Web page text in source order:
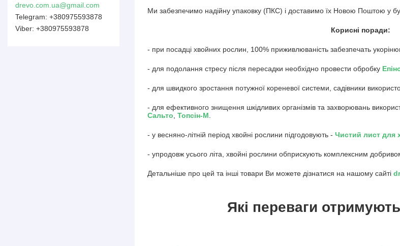
Ми забезпечимо надійну упаковку (ПКС) і доставимо їх Новою Поштою у
Корисні поради:
- при посадці хвойних рослин, 100% приживлюваність забезпечать
- для подолання стресу після пересадки необхідно провести обробку
- для швидкого зростання потужної кореневої системи, садівники
- для ефективного знищення шкідливих організмів та захворювань
Сальто Топсін-М
- у весняно-літній період хвойні рослини підгодовують - Чистий лист для
- упродовж усього літа, хвойні рослини обприскують комплексним
Детальніше про цей та інші товари Ви можете дізнатися на нашому сайті
Які переваги
drevo.com.ua@gmail.com
+380975593878
+380975593878